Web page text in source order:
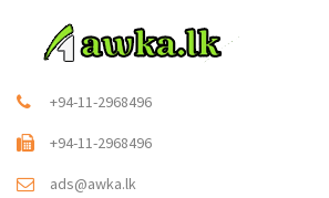
+94-11-2968496
+94-11-2968496
ads@awka.lk